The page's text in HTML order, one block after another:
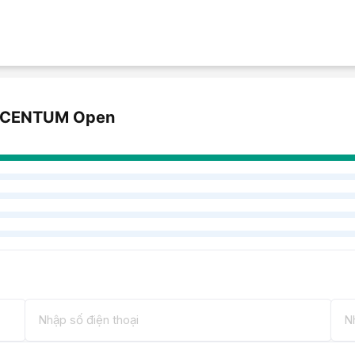
nhấn chạm thiết bị.
2 mic beamforming của tai
ngày, đặc biệt là trong môi trường ồn
Mỗi bên tai nghe được trang bị2
cuộc gọi mà còn mang lại trải nghiệm
ở nơi đông người hoặc có nhiều tiếng
khi bạn nghe, tai nghe mang đến âm
Open